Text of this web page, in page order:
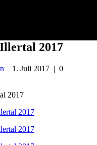
2017
1. Juli 2017 | 0
2017